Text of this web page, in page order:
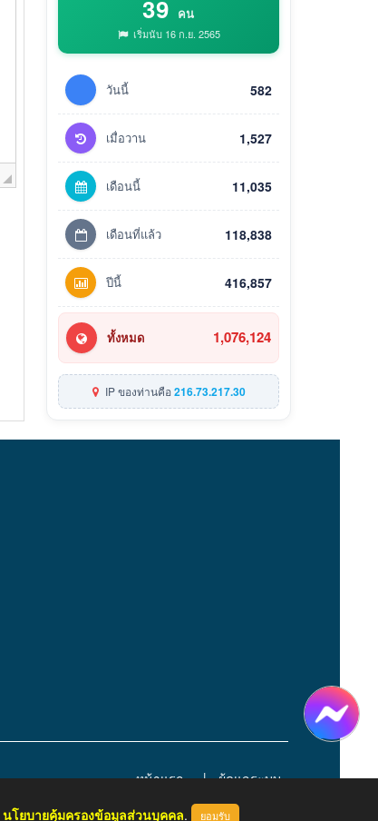
39 คน
เริ่มนับ 16 ก.ย. 2565
วันนี้ 582
เมื่อวาน 1,527
เดือนนี้ 11,035
เดือนที่แล้ว 118,838
ปีนี้ 416,857
ทั้งหมด 1,076,124
IP ของท่านคือ216.73.217.30
หน้าแรก ผู้ดูแลระบบ
นโยบายคุ้มครองข้อมูลส่วนบุคคล. ยอมรับ